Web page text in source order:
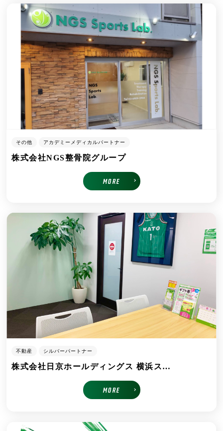
その他 アカデミーメディカルパートナー
株式会社NGS整骨院グループ
MORE
不動産 シルバーパートナー
株式会社日京ホールディングス 横浜ス…
MORE